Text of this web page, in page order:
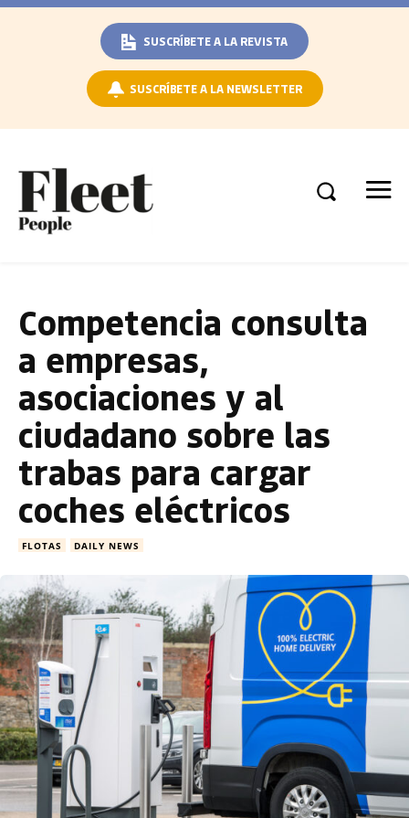
SUSCRÍBETE A LA REVISTA
SUSCRÍBETE A LA NEWSLETTER
Competencia consulta
a empresas,
asociaciones y al
ciudadano sobre las
trabas para cargar
coches eléctricos
FLOTAS DAILY NEWS